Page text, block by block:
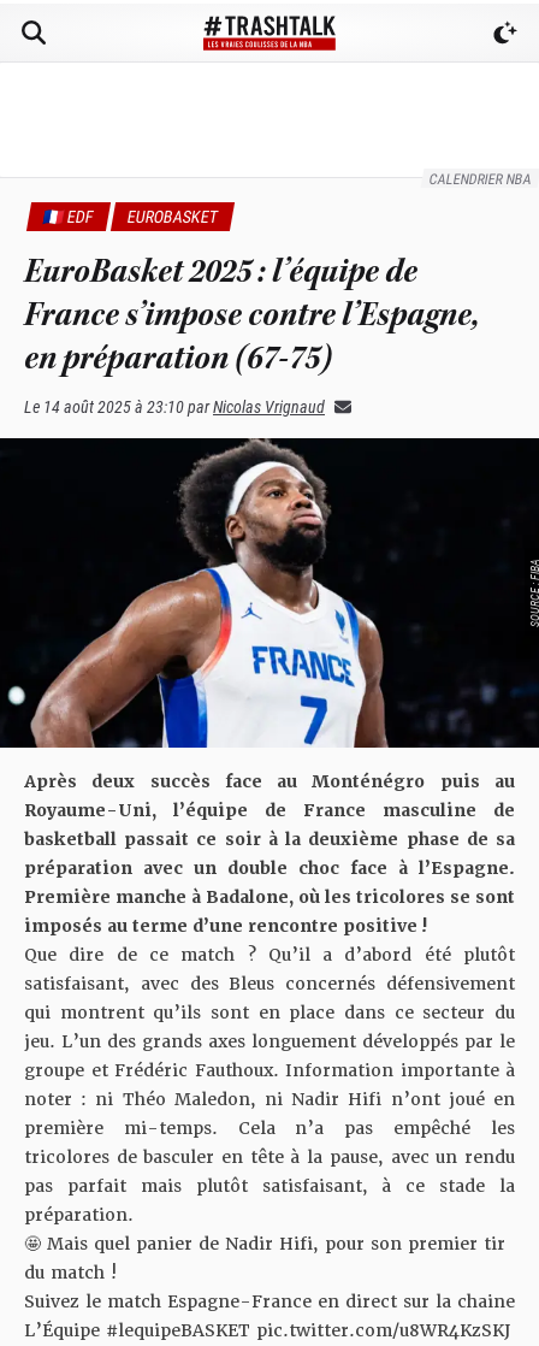
CALENDRIER NBA
🇫🇷 EDF EUROBASKET
EuroBasket 2025 : l’équipe de
France s’impose contre l’Espagne,
en préparation (67-75)
Le 14 août 2025 à 23:10parNicolas Vrignaud
Après deux succès face au Monténégro puis au
Royaume-Uni, l’équipe de France masculine de
basketball passait ce soir à la deuxième phase de sa
préparation avec un double choc face à l’Espagne.
Première manche à Badalone, où les tricolores se sont
imposés au terme d’une rencontre positive !
Que dire de ce match ? Qu’il a d’abord été plutôt
satisfaisant, avec des Bleus concernés défensivement
qui montrent qu’ils sont en place dans ce secteur du
jeu. L’un des grands axes longuement développés par le
groupe et Frédéric Fauthoux. Information importante à
noter : ni Théo Maledon, ni Nadir Hifi n’ont joué en
première mi-temps. Cela n’a pas empêché les
tricolores de basculer en tête à la pause, avec un rendu
pas parfait mais plutôt satisfaisant, à ce stade la
préparation.
🤩 Mais quel panier de Nadir Hifi, pour son premier tir
du match !
Suivez le match Espagne-France en direct sur la chaine
L’Équipe #lequipeBASKET pic.twitter.com/u8WR4KzSKJ